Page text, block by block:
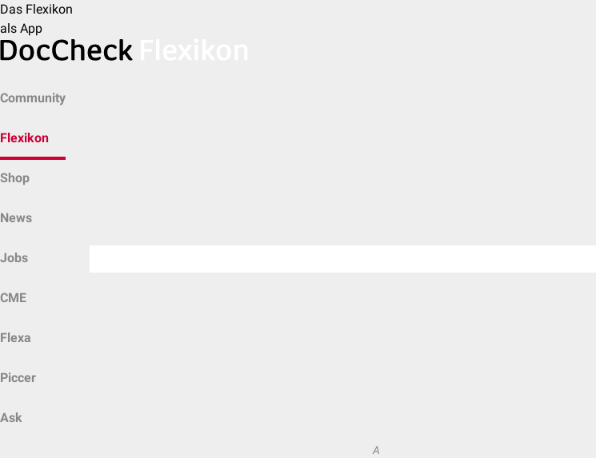
Das Flexikon
als App
Community
Flexikon
Shop
News
Jobs
CME
Flexa
Piccer
Ask
A